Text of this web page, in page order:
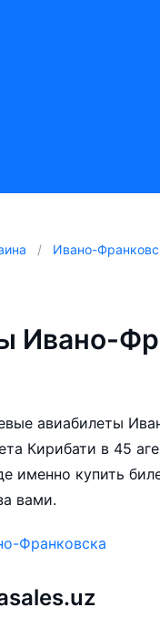
Ивано-
Ивано-
авиабилеты
Кирибати в 45
именно купить
вами.
Франковска